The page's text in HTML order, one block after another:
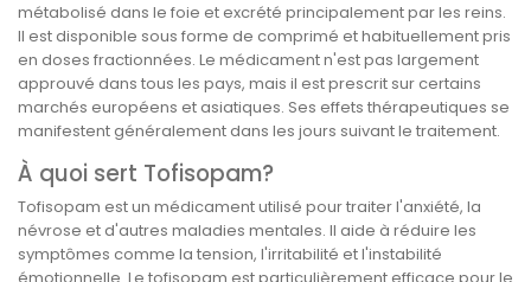
métabolisé dans le foie et excrété principalement par les reins.
Il est disponible sous forme de comprimé et habituellement pris
en doses fractionnées. Le médicament n'est pas largement
approuvé dans tous les pays, mais il est prescrit sur certains
marchés européens et asiatiques. Ses effets thérapeutiques se
manifestent généralement dans les jours suivant le traitement.
À quoi sert Tofisopam?
Tofisopam est un médicament utilisé pour traiter l'anxiété, la
névrose et d'autres maladies mentales. Il aide à réduire les
symptômes comme la tension, l'irritabilité et l'instabilité